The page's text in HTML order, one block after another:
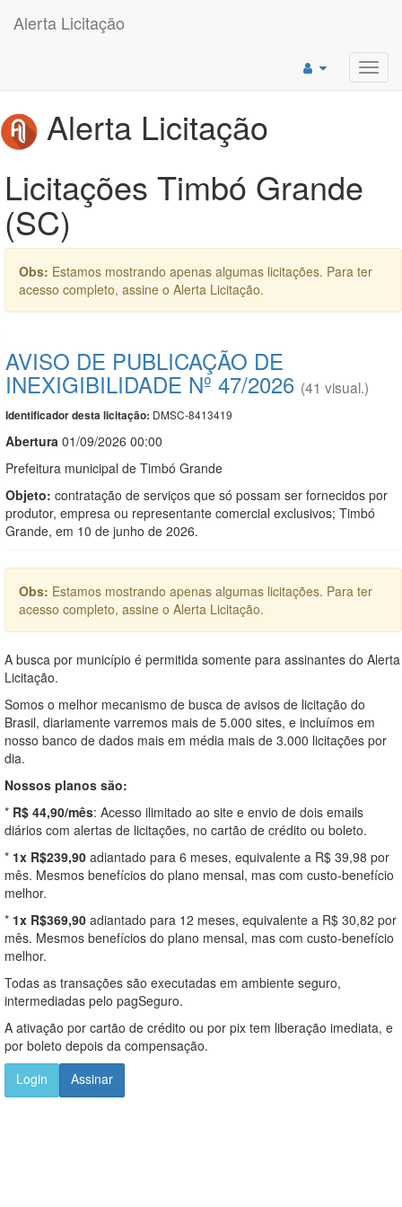
Alerta Licitação
Alerta Licitação
Licitações Timbó Grande
(SC)
Obs: Estamos mostrando apenas algumas licitações. Para ter
acesso completo, assine o Alerta Licitação.
AVISO DE PUBLICAÇÃO DE
INEXIGIBILIDADE Nº 47/2026 (41 visual.)
Identificador desta licitação: DMSC-8413419
Abertura 01/09/2026 00:00
Prefeitura municipal de Timbó Grande
Objeto: contratação de serviços que só possam ser fornecidos por
produtor, empresa ou representante comercial exclusivos; Timbó
Grande, em 10 de junho de 2026.
Obs: Estamos mostrando apenas algumas licitações. Para ter
acesso completo, assine o Alerta Licitação.
A busca por município é permitida somente para assinantes do Alerta
Licitação.
Somos o melhor mecanismo de busca de avisos de licitação do
Brasil, diariamente varremos mais de 5.000 sites, e incluímos em
nosso banco de dados mais em média mais de 3.000 licitações por
dia.
Nossos planos são:
* R$ 44,90/mês: Acesso ilimitado ao site e envio de dois emails
diários com alertas de licitações, no cartão de crédito ou boleto.
* 1x R$239,90 adiantado para 6 meses, equivalente a R$ 39,98 por
mês. Mesmos benefícios do plano mensal, mas com custo-benefício
melhor.
* 1x R$369,90 adiantado para 12 meses, equivalente a R$ 30,82 por
mês. Mesmos benefícios do plano mensal, mas com custo-benefício
melhor.
Todas as transações são executadas em ambiente seguro,
intermediadas pelo pagSeguro.
A ativação por cartão de crédito ou por pix tem liberação imediata, e
por boleto depois da compensação.
Login
Assinar